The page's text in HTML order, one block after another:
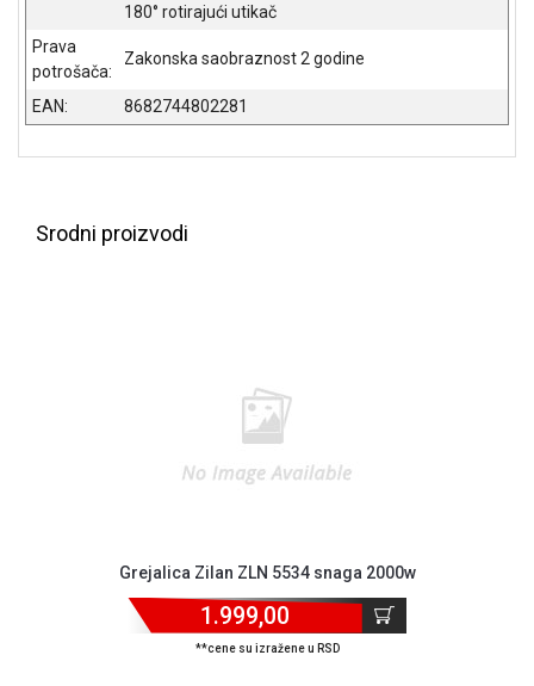
FITNES
ALAT I
KRIPTO
180° rotirajući utikač
Prava
potrošača:
Zakonska saobraznost 2 godine
EAN: 8682744802281
Srodni proizvodi
Grejalica Zilan ZLN 5534 snaga 2000w
1.999,00
**cene su izražene u RSD